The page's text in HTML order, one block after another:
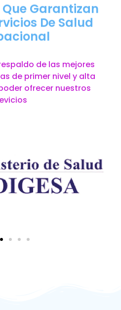
Garantizan
De Salud
de las mejores
de primer nivel y alta
ofrecer nuestros